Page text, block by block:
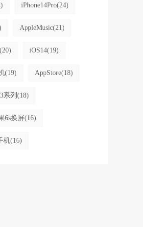
iPhone14Pro(24)
AppleMusic(21)
iOS14(19)
(19) AppStore(18)
系列 (18)
6s换屏(16)
机(16)